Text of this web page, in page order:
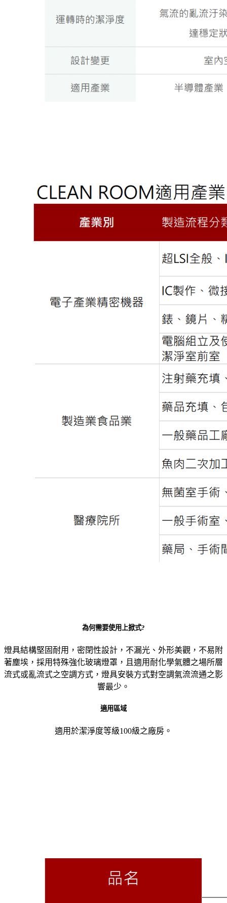
為何需要使用上掀式?
燈具結構堅固耐用，密閉性設計，不漏光、外形美觀，不易附
著塵埃，採用特殊強化玻璃燈罩，且適用耐化學氣體之場所層
流式或亂流式之空調方式，燈具安裝方式對空調氣流流通之影
響最少。
適用區域
適用於潔淨度等級100級之廠房。